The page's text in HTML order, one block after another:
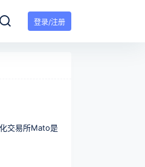
登录/注册
交易所Mato是